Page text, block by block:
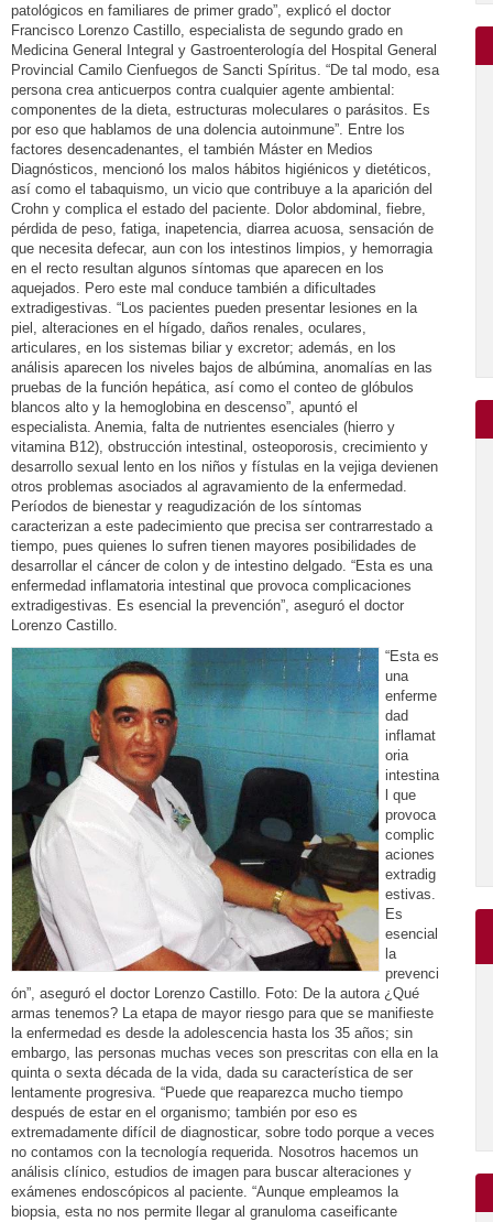
patológicos en familiares de primer grado”, explicó el doctor
Francisco Lorenzo Castillo, especialista de segundo grado en
Medicina General Integral y Gastroenterología del Hospital General
Provincial Camilo Cienfuegos de Sancti Spíritus. “De tal modo, esa
persona crea anticuerpos contra cualquier agente ambiental:
componentes de la dieta, estructuras moleculares o parásitos. Es
por eso que hablamos de una dolencia autoinmune”. Entre los
factores desencadenantes, el también Máster en Medios
Diagnósticos, mencionó los malos hábitos higiénicos y dietéticos,
así como el tabaquismo, un vicio que contribuye a la aparición del
Crohn y complica el estado del paciente. Dolor abdominal, fiebre,
pérdida de peso, fatiga, inapetencia, diarrea acuosa, sensación de
que necesita defecar, aun con los intestinos limpios, y hemorragia
en el recto resultan algunos síntomas que aparecen en los
aquejados. Pero este mal conduce también a dificultades
extradigestivas. “Los pacientes pueden presentar lesiones en la
piel, alteraciones en el hígado, daños renales, oculares,
articulares, en los sistemas biliar y excretor; además, en los
análisis aparecen los niveles bajos de albúmina, anomalías en las
pruebas de la función hepática, así como el conteo de glóbulos
blancos alto y la hemoglobina en descenso”, apuntó el
especialista. Anemia, falta de nutrientes esenciales (hierro y
vitamina B12), obstrucción intestinal, osteoporosis, crecimiento y
desarrollo sexual lento en los niños y fístulas en la vejiga devienen
otros problemas asociados al agravamiento de la enfermedad.
Períodos de bienestar y reagudización de los síntomas
caracterizan a este padecimiento que precisa ser contrarrestado a
tiempo, pues quienes lo sufren tienen mayores posibilidades de
desarrollar el cáncer de colon y de intestino delgado. “Esta es una
enfermedad inflamatoria intestinal que provoca complicaciones
extradigestivas. Es esencial la prevención”, aseguró el doctor
Lorenzo Castillo.
“Esta es
una
enferme
dad
inflamat
oria
intestina
l que
provoca
complic
aciones
extradig
estivas.
Es
esencial
la
prevenci
ón”, aseguró el doctor Lorenzo Castillo. Foto: De la autora ¿Qué
armas tenemos? La etapa de mayor riesgo para que se manifieste
la enfermedad es desde la adolescencia hasta los 35 años; sin
embargo, las personas muchas veces son prescritas con ella en la
quinta o sexta década de la vida, dada su característica de ser
lentamente progresiva. “Puede que reaparezca mucho tiempo
después de estar en el organismo; también por eso es
extremadamente difícil de diagnosticar, sobre todo porque a veces
no contamos con la tecnología requerida. Nosotros hacemos un
análisis clínico, estudios de imagen para buscar alteraciones y
exámenes endoscópicos al paciente. “Aunque empleamos la
biopsia, esta no nos permite llegar al granuloma caseificante